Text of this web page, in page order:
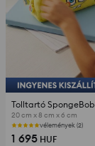
Tolltartó SpongeBob
20 cm x 8 cm x 6 cm
vélemények (2)
1 695 HUF